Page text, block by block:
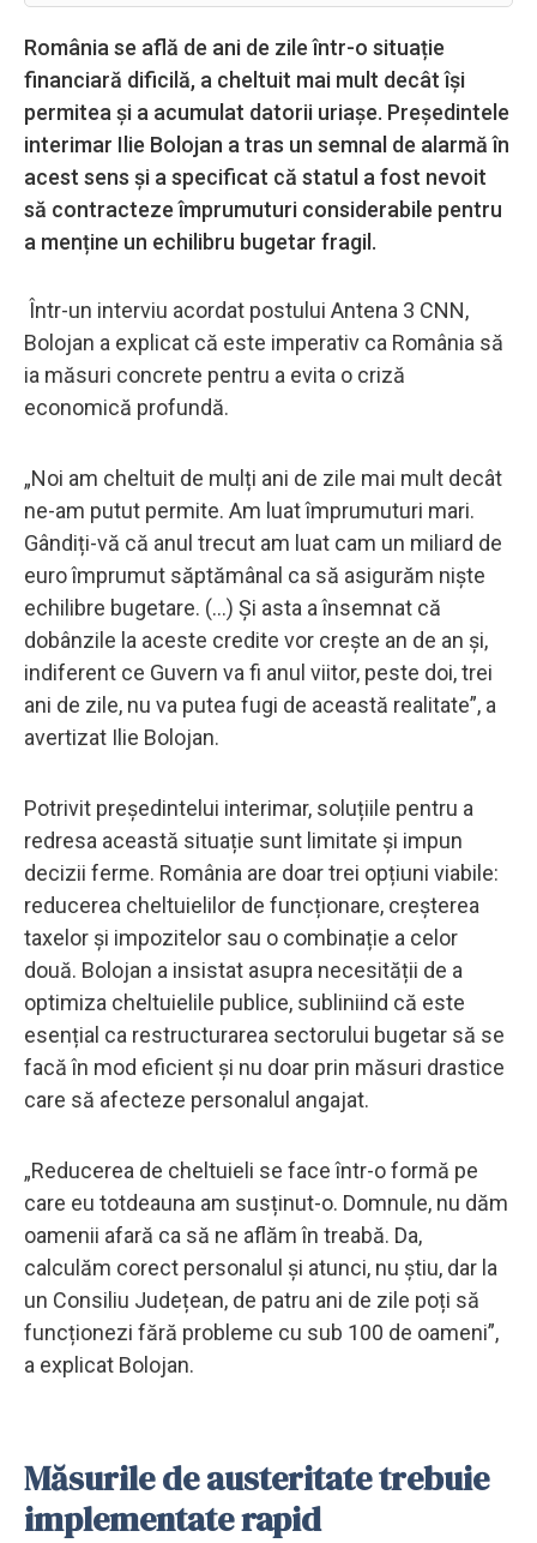
România se află de ani de zile într-o situație
financiară dificilă, a cheltuit mai mult decât își
permitea și a acumulat datorii uriașe. Președintele
interimar Ilie Bolojan a tras un semnal de alarmă în
acest sens și a specificat că statul a fost nevoit
să contracteze împrumuturi considerabile pentru
a menține un echilibru bugetar fragil.
Într-un interviu acordat postului Antena 3 CNN,
Bolojan a explicat că este imperativ ca România să
ia măsuri concrete pentru a evita o criză
economică profundă.
„Noi am cheltuit de mulți ani de zile mai mult decât
ne-am putut permite. Am luat împrumuturi mari.
Gândiți-vă că anul trecut am luat cam un miliard de
euro împrumut săptămânal ca să asigurăm niște
echilibre bugetare. (…) Și asta a însemnat că
dobânzile la aceste credite vor crește an de an și,
indiferent ce Guvern va fi anul viitor, peste doi, trei
ani de zile, nu va putea fugi de această realitate”, a
avertizat Ilie Bolojan.
Potrivit președintelui interimar, soluțiile pentru a
redresa această situație sunt limitate și impun
decizii ferme. România are doar trei opțiuni viabile:
reducerea cheltuielilor de funcționare, creșterea
taxelor și impozitelor sau o combinație a celor
două. Bolojan a insistat asupra necesității de a
optimiza cheltuielile publice, subliniind că este
esențial ca restructurarea sectorului bugetar să se
facă în mod eficient și nu doar prin măsuri drastice
care să afecteze personalul angajat.
„Reducerea de cheltuieli se face într-o formă pe
care eu totdeauna am susținut-o. Domnule, nu dăm
oamenii afară ca să ne aflăm în treabă. Da,
calculăm corect personalul și atunci, nu știu, dar la
un Consiliu Județean, de patru ani de zile poți să
funcționezi fără probleme cu sub 100 de oameni”,
a explicat Bolojan.
Măsurile de austeritate trebuie
implementate rapid